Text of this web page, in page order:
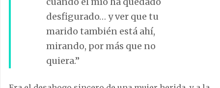
desfigurado… y ver que tu
marido también está ahí,
mirando, por más que no
quiera.”